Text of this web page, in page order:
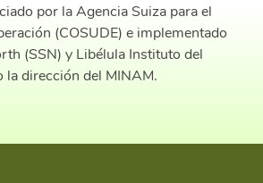
por la Agencia Suiza para el
(COSUDE) e implementado
(SSN) y Libélula Instituto del
la dirección del MINAM.